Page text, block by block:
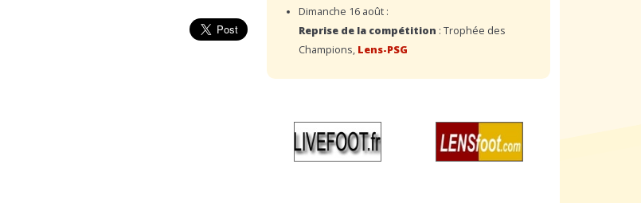
Dimanche 16 août :
Reprise de la compétition : Trophée des
Champions, Lens-PSG